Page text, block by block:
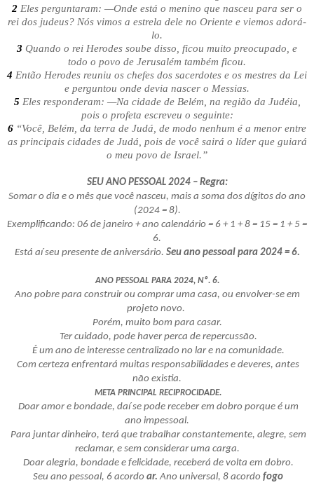
2 Eles perguntaram: —Onde está o menino que nasceu para ser o
rei dos judeus? Nós vimos a estrela dele no Oriente e viemos adorá-
lo.
3 Quando o rei Herodes soube disso, ficou muito preocupado, e
todo o povo de Jerusalém também ficou.
4 Então Herodes reuniu os chefes dos sacerdotes e os mestres da Lei
e perguntou onde devia nascer o Messias.
5 Eles responderam: —Na cidade de Belém, na região da Judéia,
pois o profeta escreveu o seguinte:
6 “Você, Belém, da terra de Judá, de modo nenhum é a menor entre
as principais cidades de Judá, pois de você sairá o líder que guiará
o meu povo de Israel.”
SEU ANO PESSOAL 2024 – Regra:
Somar o dia e o mês que você nasceu, mais a soma dos dígitos do ano
(2024 = 8).
Exemplificando: 06 de janeiro + ano calendário = 6 + 1 + 8 = 15 = 1 + 5 =
6.
Está aí seu presente de aniversário. Seu ano pessoal para 2024 = 6.
ANO PESSOAL PARA 2024, Nº. 6.
Ano pobre para construir ou comprar uma casa, ou envolver-se em
projeto novo.
Porém, muito bom para casar.
Ter cuidado, pode haver perca de repercussão.
É um ano de interesse centralizado no lar e na comunidade.
Com certeza enfrentará muitas responsabilidades e deveres, antes
não existia.
META PRINCIPAL RECIPROCIDADE.
Doar amor e bondade, daí se pode receber em dobro porque é um
ano impessoal.
Para juntar dinheiro, terá que trabalhar constantemente, alegre, sem
reclamar, e sem considerar uma carga.
Doar alegria, bondade e felicidade, receberá de volta em dobro.
Seu ano pessoal, 6 acordo ar. Ano universal, 8 acordo fogo